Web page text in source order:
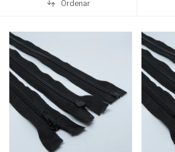
Ordenar